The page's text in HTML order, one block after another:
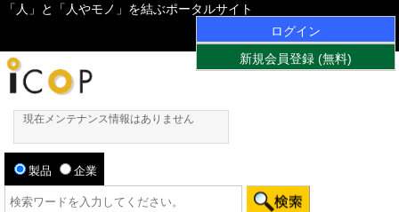
「人」と「人やモノ」を結ぶポータルサイト
ログイン
新規会員登録 (無料)
現在メンテナンス情報はありません
製品 企業